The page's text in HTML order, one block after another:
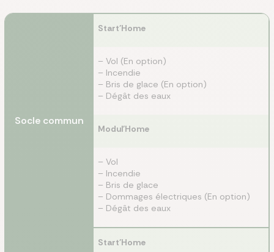
Socle commun
Start'Home
– Vol (En option)
– Incendie
– Bris de glace (En option)
– Dégât des eaux
Modul'Home
– Vol
– Incendie
– Bris de glace
– Dommages électriques (En option)
– Dégât des eaux
Start'Home